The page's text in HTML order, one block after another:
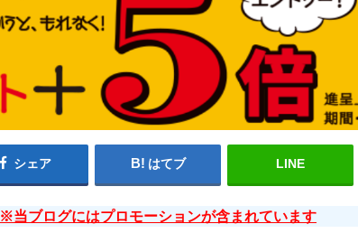
シェア はてブ LINE
※当ブログにはプロモーションが含まれています